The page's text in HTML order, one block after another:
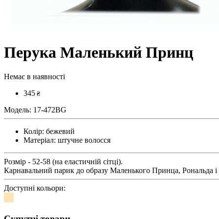
Перука Маленький Принц
Немає в наявності
345 ₴
Модель: 17-472BG
Колір: бежевий
Матеріал: штучне волосся
Розмір - 52-58 (на еластичній сітці).
Карнавальний парик до образу Маленького Принца, Рональда і
Доступні кольори: